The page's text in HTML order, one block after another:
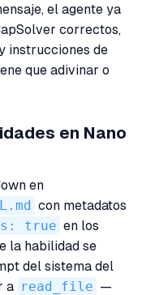
el agente ya
correctos,
instrucciones de
que adivinar o
en Nano
en
con metadatos
true en los
la habilidad se
del sistema del
a read_file —